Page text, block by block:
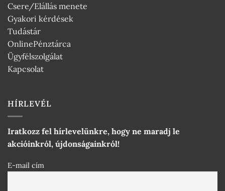
Csere/Elállás menete
Gyakori kérdések
Tudástár
OnlinePénztárca
Ügyfélszolgálat
Kapcsolat
HÍRLEVÉL
Iratkozz fel hírlevelünkre, hogy ne maradj le
akcióinkról, újdonságainkról!
E-mail cím